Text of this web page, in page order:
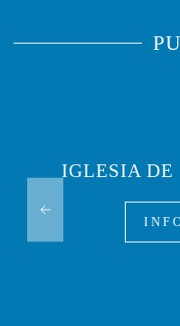
IGLESIA DE